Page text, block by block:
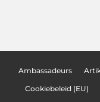
Ambassadeurs
Cookiebeleid (EU)